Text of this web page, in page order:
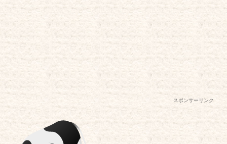
スポンサーリンク